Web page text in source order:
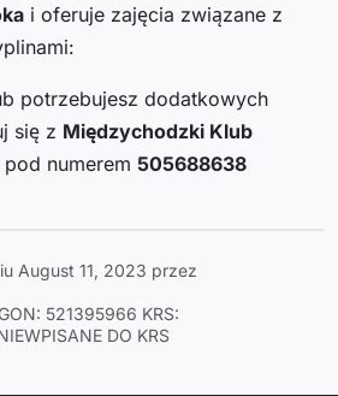
i oferuje zajęcia związane z
potrzebujesz dodatkowych
się z Międzychodzki Klub
pod numerem 505688638
August 11, 2023 przez
521395966 KRS:
DO KRS